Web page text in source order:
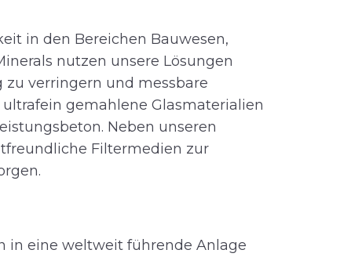
in den Bereichen Bauwesen,
nutzen unsere Lösungen
verringern und messbare
gemahlene Glasmaterialien
Neben unseren
Filtermedien zur
in eine weltweit führende Anlage